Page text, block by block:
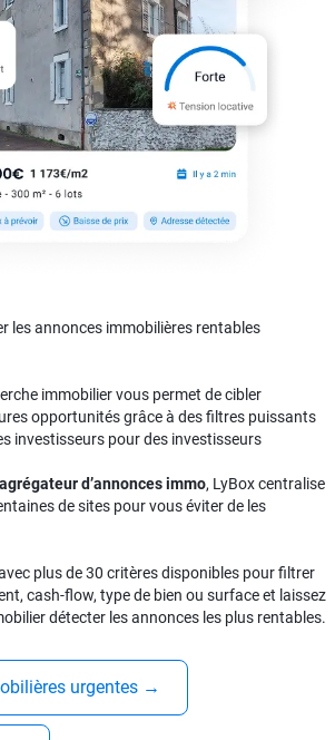
les annonces immobilières rentables
immobilier vous permet de cibler
opportunités grâce à des filtres puissants
investisseurs pour des investisseurs
agrégateur d’annonces immo, LyBox centralise
de sites pour vous éviter de les
plus de 30 critères disponibles pour filtrer
cash-flow, type de bien ou surface et laissez
détecter les annonces les plus rentables.
urgentes →